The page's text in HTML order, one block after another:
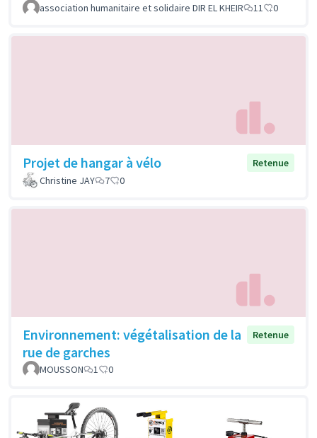
association humanitaire et solidaire DIR EL KHEIR
11 0
Projet de hangar à vélo
Retenue
Christine JAY
7 0
Environnement: végétalisation de la
rue de garches
Retenue
MOUSSON 1 0